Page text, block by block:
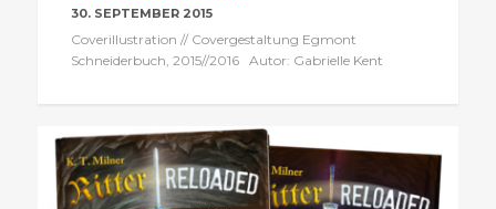
30. SEPTEMBER 2015
Coverillustration // Covergestaltung Egmont
Schneiderbuch, 2015//2016 Autor: Gabrielle Kent